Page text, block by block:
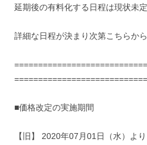
延期後の有料化する日程は現状未
詳細な日程が決まり次第こちらか
■価格改定の実施期間
【旧】 2020年07月01日（水）より